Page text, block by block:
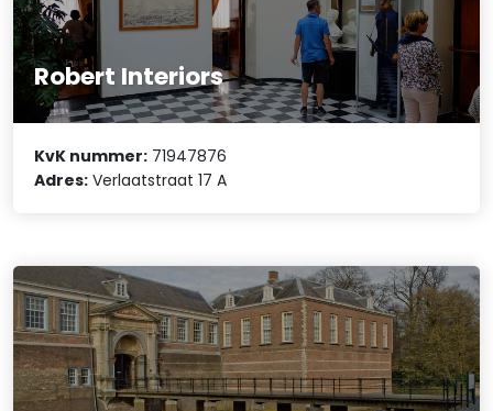
Robert Interiors
KvK nummer: 71947876
Adres: Verlaatstraat 17 A